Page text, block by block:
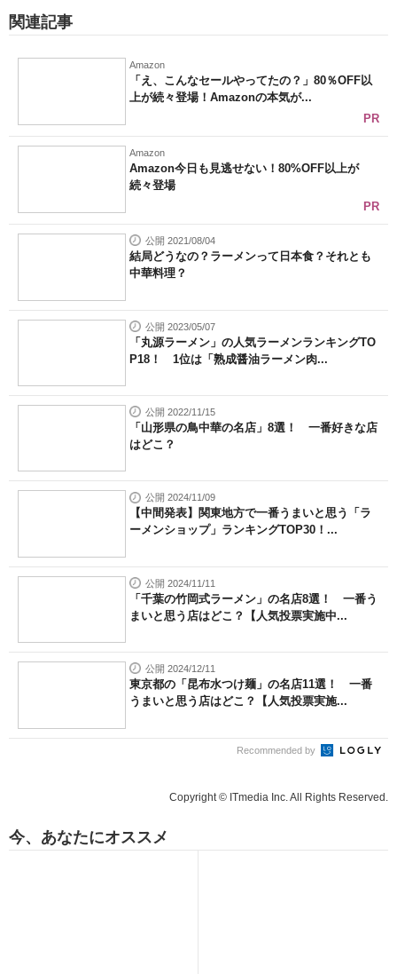
関連記事
Amazon
「え、こんなセールやってたの？」80％OFF以
上が続々登場！Amazonの本気が...
PR
Amazon
Amazon今日も見逃せない！80%OFF以上が
続々登場
PR
公開 2021/08/04
結局どうなの？ラーメンって日本食？それとも
中華料理？
公開 2023/05/07
「丸源ラーメン」の人気ラーメンランキングTO
P18！ 1位は「熟成醤油ラーメン肉...
公開 2022/11/15
「山形県の鳥中華の名店」8選！ 一番好きな店
はどこ？
公開 2024/11/09
【中間発表】関東地方で一番うまいと思う「ラ
ーメンショップ」ランキングTOP30！...
公開 2024/11/11
「千葉の竹岡式ラーメン」の名店8選！ 一番う
まいと思う店はどこ？【人気投票実施中...
公開 2024/12/11
東京都の「昆布水つけ麺」の名店11選！ 一番
うまいと思う店はどこ？【人気投票実施...
Recommended by
Copyright © ITmedia Inc. All Rights Reserved.
今、あなたにオススメ